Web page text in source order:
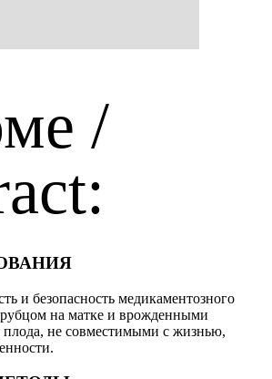
/
и безопасность медикаментозного
рубцом на матке и врожденными
плода, не совместимыми с жизнью,